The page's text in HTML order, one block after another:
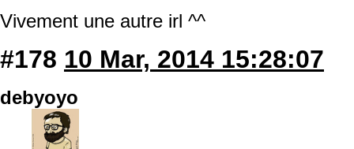
Vivement une autre irl ^^
#178 10 Mar, 2014 15:28:07
debyoyo